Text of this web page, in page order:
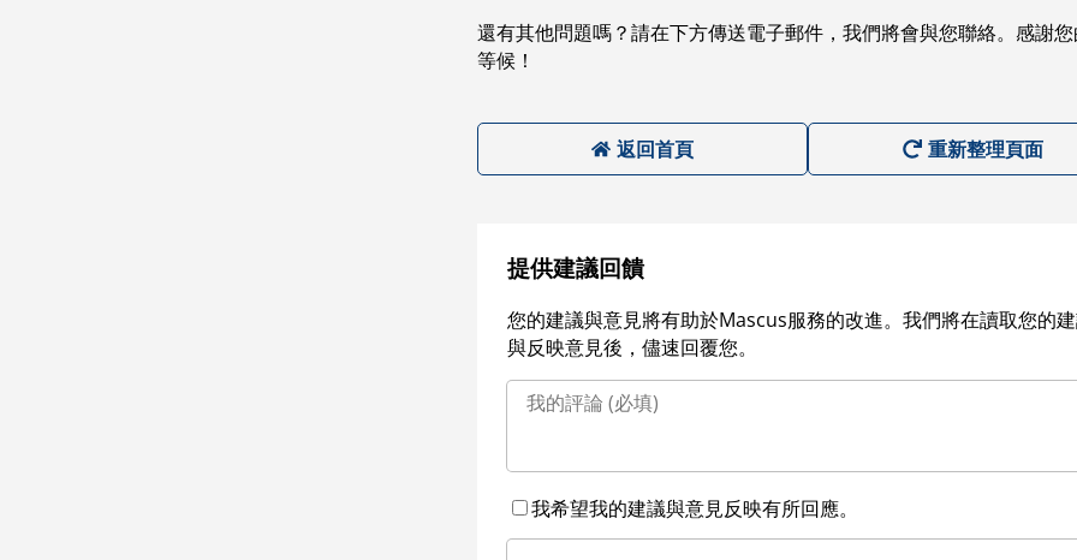
還有其他問題嗎？請在下方傳送電子郵件，我們將會與您聯絡。感謝
等候！
返回首頁 重新整理頁面
提供建議回饋
您的建議與意見將有助於Mascus服務的改進。我們將在讀取您的
與反映意見後，儘速回覆您。
我希望我的建議與意見反映有所回應。